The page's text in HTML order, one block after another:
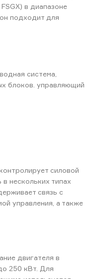
в диапазоне
подходит для
система,
блоков. управляющий
силовой
нескольких типах
связь с
управления, а также
двигателя в
250 кВт. Для